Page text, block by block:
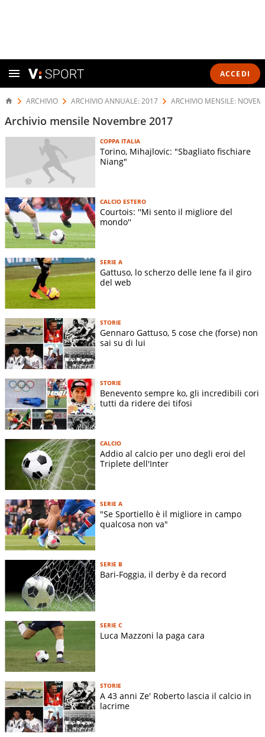
ACCEDI
ARCHIVIO ARCHIVIO ANNUALE: 2017 ARCHIVIO MENSILE:
Archivio mensile Novembre 2017
COPPA ITALIA
Torino, Mihajlovic: "Sbagliato fischiare
Niang"
CALCIO ESTERO
Courtois: ''Mi sento il migliore del
mondo''
SERIE A
Gattuso, lo scherzo delle Iene fa il giro
del web
STORIE
Gennaro Gattuso, 5 cose che (forse) non
sai su di lui
STORIE
Benevento sempre ko, gli incredibili cori
tutti da ridere dei tifosi
CALCIO
Addio al calcio per uno degli eroi del
Triplete dell'Inter
SERIE A
"Se Sportiello è il migliore in campo
qualcosa non va"
SERIE B
Bari-Foggia, il derby è da record
SERIE C
Luca Mazzoni la paga cara
STORIE
A 43 anni Ze' Roberto lascia il calcio in
lacrime